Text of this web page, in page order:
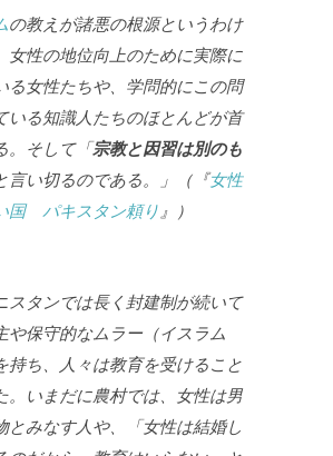
の教えが諸悪の根源というわけ
女性の地位向上のために実際に
る女性たちや、学問的にこの問
いる知識人たちのほとんどが首
。そして「宗教と因習は別のも
言い切るのである。」（『女性
国 パキスタン頼り 』）
スタンでは長く封建制が続いて
や保守的なムラー（イスラム
持ち、人々は教育を受けること
。いまだに農村では、女性は男
とみなす人や、「女性は結婚し